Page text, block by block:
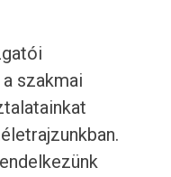
szakmai